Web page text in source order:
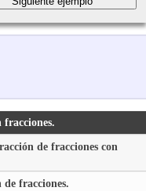
fracciones.
de fracciones con
fracciones.